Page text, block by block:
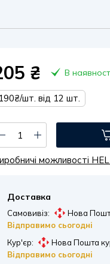
₴ В
190₴/шт. від 12 шт.
можливості
Доставка
Самовивіз:
Нова
Відправимо сьогодні
Кур'єр:
Нова Пошта
Відправимо сьогодні